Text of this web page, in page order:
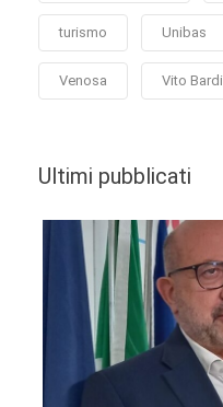
turismo Unibas
Venosa Vito Bardi
Ultimi pubblicati